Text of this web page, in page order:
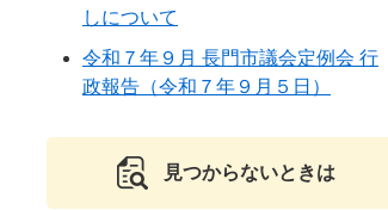
しについて
令和７年９月 長門市議会定例会 行
政報告（令和７年９月５日）
見つからないときは